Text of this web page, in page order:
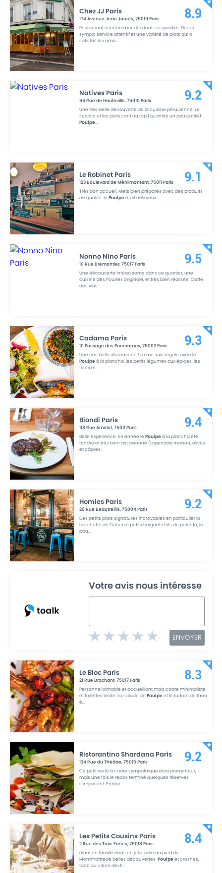
Chez JJ Paris
174 Avenue Jean Jaurès,75019 Paris
Restaurant à recommander dans ce quartier. Décor
sympa, service attentif et une variété de plats qui a
satisfait les ama...
8.9
Natives Paris
66 Rue de Hauteville,75010Paris
Une très belle découverte de la cuisine péruvienne. Le
service et les plats sont au top (quantité un peu petite):
Poulpe...
9.2
Le Robinet Paris
123 Boulevard de Ménilmontant,75011Paris
Très bon accueil. Mets bien préparés avec des produits
de qualité: lePoulpeétait délicieux....
9.1
Nonno Nino Paris
10 Rue Bremontier,75017Paris
Une découverte intéressante dans ce quartier, une
cuisine des Pouilles originale, et très bien réalisée. Carte
des vins...
9.5
Cadama Paris
10 Passage des Panoramas,75002Paris
Une très belle découverte ! Je me suis régalé avec le
Poulpeà la plancha, les petits légumes aux épices, les
frites et...
9.3
Biondi Paris
118 Rue Amelot,75011Paris
Belle expérience. En entrée lePoulpeà la plancha été
tendre et très bien assaisonné (tapenade maison, olives
et câpres...
9.4
Homies Paris
26 Rue Beautreillis,75004Paris
Des petits plats signatures incroyables en particulier la
brochette de Coeur et petits beignets frits de polenta, le
pou...
9.2
Votre avis nous intéresse
ENVOYER
Le Bloc Paris
21 Rue Brochant,75017Paris
Personnel aimable et accueillant mais cadre minimaliste
et toilettes limite. La salade dePoulpeet le tartare de thon
é...
8.3
Ristorantino Shardana Paris
134 Rue du Théâtre,75015Paris
Ce petit resto à cadre sympathique était prometteur,
mais une fois le repas terminé quelques réserves
s’imposent. Entrée...
9.2
Les Petits Cousins Paris
2 Rue des Trois Frères,75018 Paris
dîner en famille dans un joli cadre au pied de
Montmartrede belles découvertes,Poulpeet crosnes,
tarte au citron déstr...
8.4